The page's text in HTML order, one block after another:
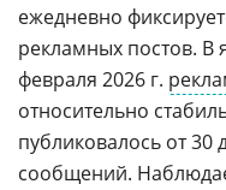
ежедневно
рекламных постов. В
февраля 2026 г.
относительно
публиковалось от 30
сообщений.